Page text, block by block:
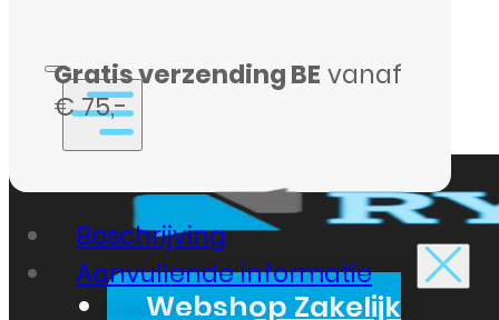
Webshop Zakelijk
Gratis verzending BE vanaf
€ 75,-
Beschrijving
Aanvullende informatie